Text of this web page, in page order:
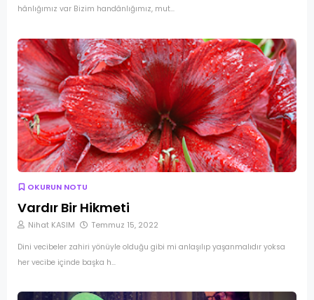
hânlığımız var Bizim handânlığımız, mut…
OKURUN NOTU
Vardır Bir Hikmeti
Nihat KASIM Temmuz 15, 2022
Dini vecibeler zahiri yönüyle olduğu gibi mi anlaşılıp yaşanmalıdır yoksa
her vecibe içinde başka h…